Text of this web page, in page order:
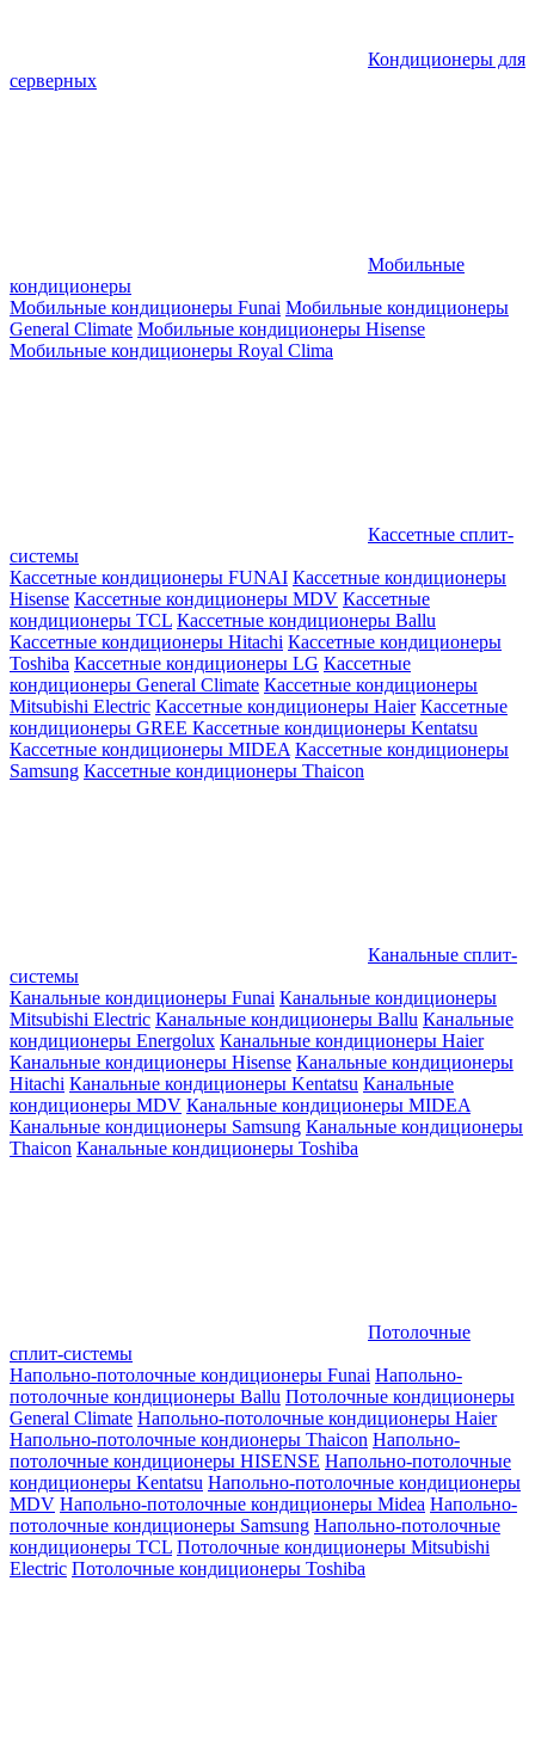
Кондиционеры для
серверных
Мобильные
кондиционеры
Мобильные кондиционеры Funai Мобильные кондиционеры
General Climate Мобильные кондиционеры Hisense
Мобильные кондиционеры Royal Clima
Кассетные сплит-
системы
Кассетные кондиционеры FUNAI Кассетные кондиционеры
Hisense Кассетные кондиционеры MDV Кассетные
кондиционеры TCL Кассетные кондиционеры Ballu
Кассетные кондиционеры Hitachi Кассетные кондиционеры
Toshiba Кассетные кондиционеры LG Кассетные
кондиционеры General Climate Кассетные кондиционеры
Mitsubishi Electric Кассетные кондиционеры Haier Кассетные
кондиционеры GREE Кассетные кондиционеры Kentatsu
Кассетные кондиционеры MIDEA Кассетные кондиционеры
Samsung Кассетные кондиционеры Thaicon
Канальные сплит-
системы
Канальные кондиционеры Funai Канальные кондиционеры
Mitsubishi Electric Канальные кондиционеры Ballu Канальные
кондиционеры Energolux Канальные кондиционеры Haier
Канальные кондиционеры Hisense Канальные кондиционеры
Hitachi Канальные кондиционеры Kentatsu Канальные
кондиционеры MDV Канальные кондиционеры MIDEA
Канальные кондиционеры Samsung Канальные кондиционеры
Thaicon Канальные кондиционеры Toshiba
Потолочные
сплит-системы
Напольно-потолочные кондиционеры Funai Напольно-
потолочные кондиционеры Ballu Потолочные кондиционеры
General Climate Напольно-потолочные кондиционеры Haier
Напольно-потолочные кондионеры Thaicon Напольно-
потолочные кондиционеры HISENSE Напольно-потолочные
кондиционеры Kentatsu Напольно-потолочные кондиционеры
MDV Напольно-потолочные кондиционеры Midea Напольно-
потолочные кондиционеры Samsung Напольно-потолочные
кондиционеры TCL Потолочные кондиционеры Mitsubishi
Electric Потолочные кондиционеры Toshiba